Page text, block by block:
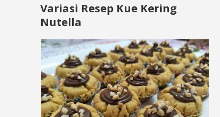
Variasi Resep Kue Kering
Nutella